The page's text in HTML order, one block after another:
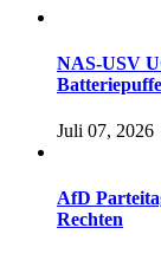
NAS-USV
Juli 07, 2026
AfD
Rechten